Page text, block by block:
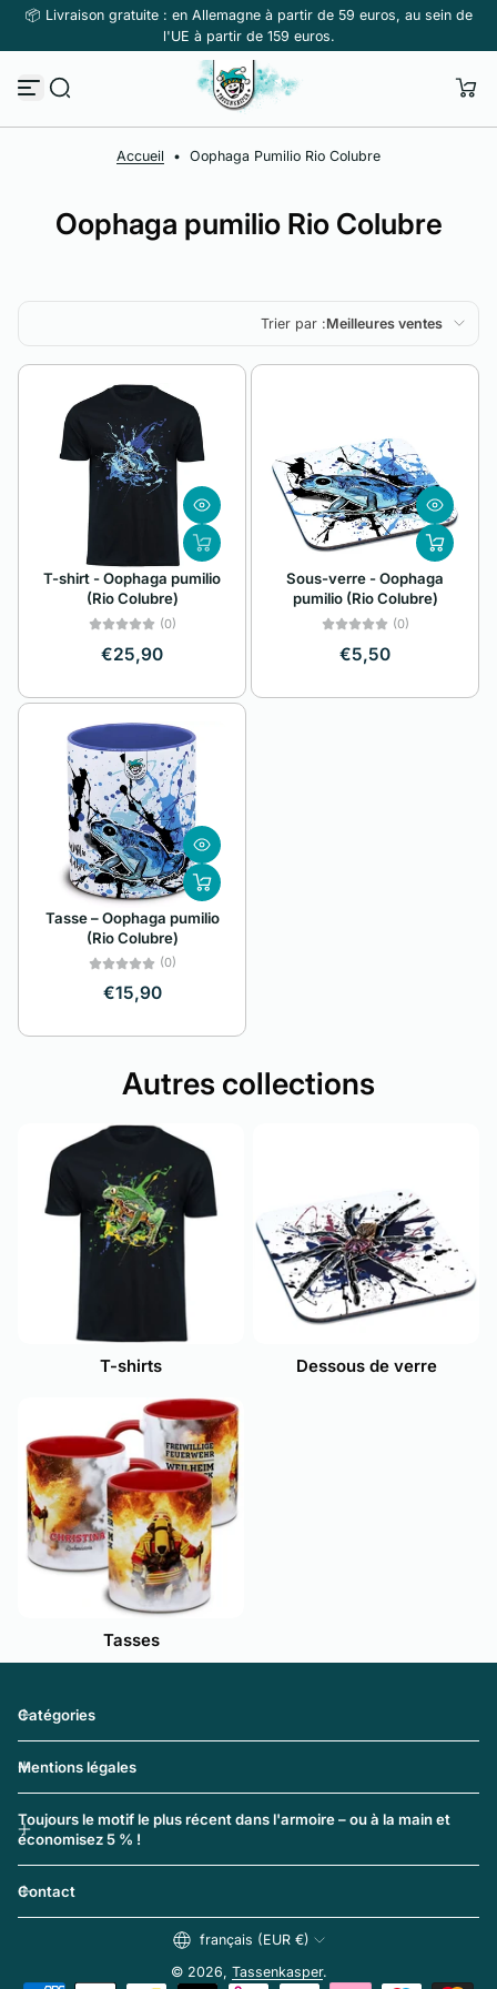
Passer au contenu
📦 Livraison gratuite : en Allemagne à partir de 59 euros, au sein de
l'UE à partir de 159 euros.
Accueil • Oophaga Pumilio Rio Colubre
Oophaga pumilio Rio Colubre
Trier par :Meilleures ventes
En vedette
Meilleures ventes
Alphabétique, de
A à Z
Alphabétique, de
Z à A
Prix: faible à élevé
Prix: élevé à faible
T-shirt - Oophaga pumilio
(Rio Colubre)
(0)
€25,90
Sous-verre - Oophaga
pumilio (Rio Colubre)
(0)
€5,50
Tasse – Oophaga pumilio
(Rio Colubre)
(0)
€15,90
Autres collections
T-shirts Dessous de verre
Tasses
Catégories
Mentions légales
Toujours le motif le plus récent dans l'armoire – ou à la main et
économisez 5 % !
Contact
français (EUR €)
© 2026, Tassenkasper.